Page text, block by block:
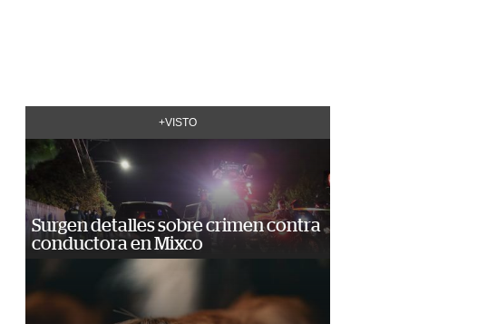
+VISTO
Surgen detalles sobre crimen contra
conductora en Mixco